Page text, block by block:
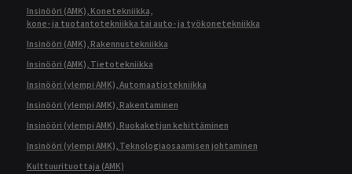
Insinööri (AMK), Konetekniikka,
kone- ja tuotantotekniikka tai auto- ja työkonetekniikka
Insinööri (AMK), Rakennustekniikka
Insinööri (AMK), Tietotekniikka
Insinööri (ylempi AMK), Automaatiotekniikka
Insinööri (ylempi AMK), Rakentaminen
Insinööri (ylempi AMK), Ruokaketjun kehittäminen
Insinööri (ylempi AMK), Teknologiaosaamisen johtaminen
Kulttuurituottaja (AMK)